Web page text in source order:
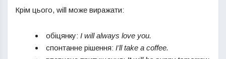
Крім цього, will може виражати:
обіцянку: I will always love you.
спонтанне рішення: I’ll take a coffee.